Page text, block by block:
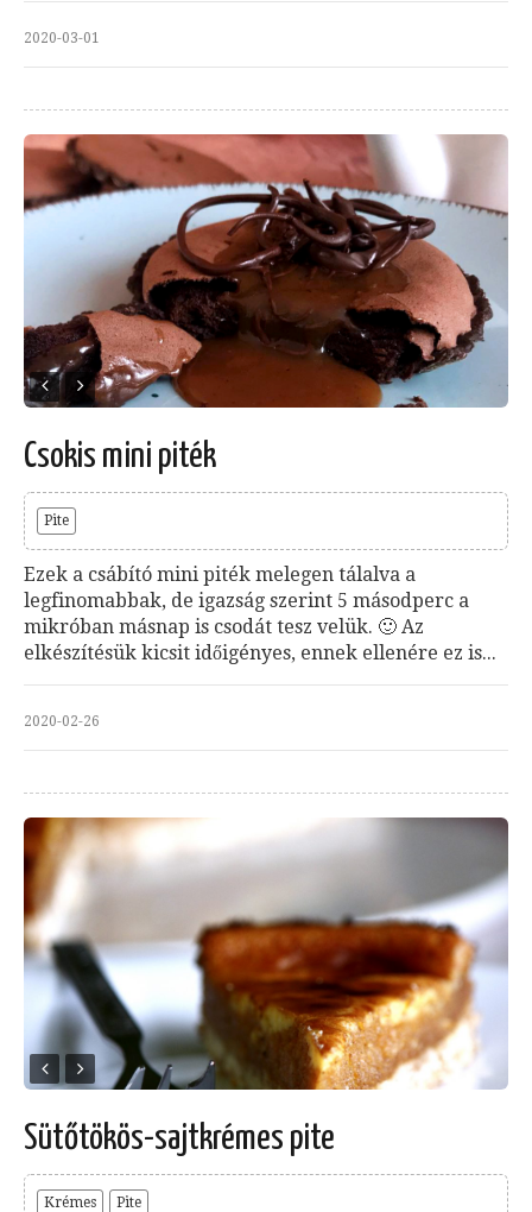
2020-03-01
Csokis mini piték
Pite
Ezek a csábító mini piték melegen tálalva a
legfinomabbak, de igazság szerint 5 másodperc a
mikróban másnap is csodát tesz velük. 🙂 Az
elkészítésük kicsit időigényes, ennek ellenére ez is...
2020-02-26
Sütőtökös-sajtkrémes pite
Krémes Pite